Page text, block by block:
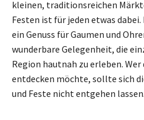
kleinen, traditionsreichen
Festen ist für jeden etwas
ein Genuss für Gaumen und
wunderbare Gelegenheit, die
Region hautnah zu erleben.
entdecken möchte, sollte sich
und Feste nicht entgehen lassen.